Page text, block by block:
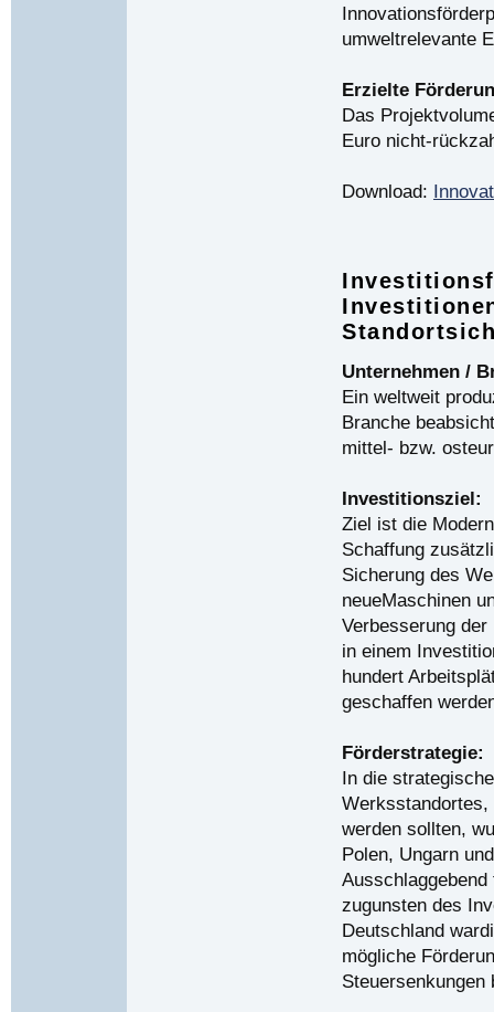
umweltrelevante
Erzielte
Das
Euro nicht-
Download:
Unternehmen /
Ein weltweit
Branche
mittel- bzw.
Investitionsziel:
Ziel ist die
Schaffung
Sicherung des
neueMaschinen
Verbesserung
in einem
hundert
geschaffen
Förderstrategie:
In die
Werksstandortes,
werden sollten,
Polen, Ungarn
zugunsten des
Deutschland
mögliche
Steuersenkungen